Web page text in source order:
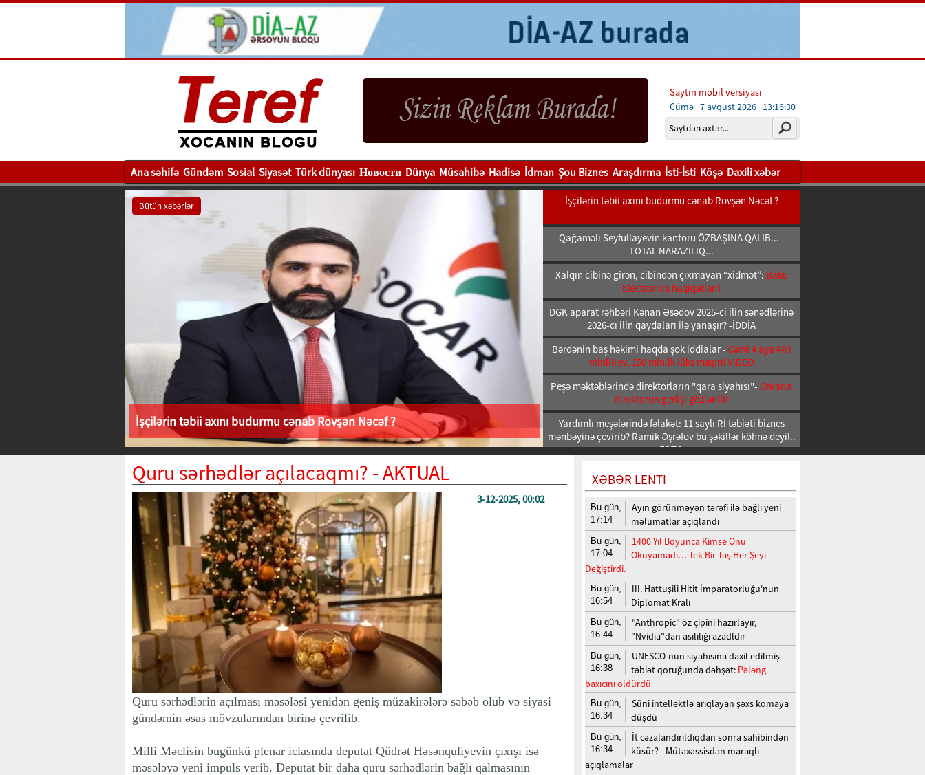
Saytın mobil versiyası
Cümə 7 avqust 2026 13:16:31
Ana səhifə Gündəm Sosial Siyasət Türk dünyası Новости Dünya Müsahibə Hadisə İdman Şou Biznes Araşdırma İsti-İsti Köşə Daxili xəbər
Bütün xəbərlər İşçilərin təbii axını budurmu cənab Rovşən Nəcəf ?
İşçilərin təbii axını budurmu cənab Rovşən Nəcəf ?
Qağaməli Seyfullayevin kantoru ÖZBAŞINA QALIB... -
TOTAL NARAZILIQ...
Xalqın cibinə girən, cibindən çıxmayan “xidmət”: Baku
Electronics həqiqətləri!
DGK aparat rəhbəri Kənan Əsədov 2025-ci ilin sənədlərinə
2026-cı ilin qaydaları ilə yanaşır? -İDDİA
Bərdənin baş həkimi haqda şok iddialar - Cəmi 4 aya 400
minlik ev, 150 minlik lüks maşın! VİDEO
Peşə məktəblərində direktorların "qara siyahısı"- Onlarla
direktorun gedişi gözlənilir
Yardımlı meşələrində fəlakət: 11 saylı Rİ təbiəti biznes
mənbəyinə çevirib? Ramik Əşrəfov bu şəkillər köhnə deyil..
FOTO
Quru sərhədlər açılacaqmı? - AKTUAL
3-12-2025, 00:02
Quru sərhədlərin açılması məsələsi yenidən geniş müzakirələrə səbəb olub və siyasi
gündəmin əsas mövzularından birinə çevrilib.
Milli Məclisin bugünkü plenar iclasında deputat Qüdrət Həsənquliyevin çıxışı isə
məsələyə yeni impuls verib. Deputat bir daha quru sərhədlərin bağlı qalmasının
XƏBƏR LENTI
Bu gün,
17:14
Ayın görünməyən tərəfi ilə bağlı yeni
məlumatlar açıqlandı
Bu gün,
17:04
1400 Yıl Boyunca Kimse Onu
Okuyamadı… Tek Bir Taş Her Şeyi
Değiştirdi.
Bu gün,
16:54
III. Hattuşili Hitit İmparatorluğu'nun
Diplomat Kralı
Bu gün,
16:44
"Anthropic" öz çipini hazırlayır,
"Nvidia"dan asılılığı azadldır
Bu gün,
16:38
UNESCO-nun siyahısına daxil edilmiş
təbiət qoruğunda dəhşət: Pələng
baxıcını öldürdü
Bu gün,
16:34
Süni intellektlə arıqlayan şəxs komaya
düşdü
Bu gün,
16:34
İt cəzalandırıldıqdan sonra sahibindən
küsür? - Mütəxəssisdən maraqlı
açıqlamalar